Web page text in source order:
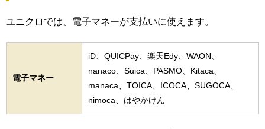
ユニクロでは、電子マネーが支払いに使えます。
電子マネー
iD、QUICPay、楽天Edy、WAON、
nanaco、Suica、PASMO、Kitaca、
manaca、TOICA、ICOCA、SUGOCA、
nimoca、はやかけん